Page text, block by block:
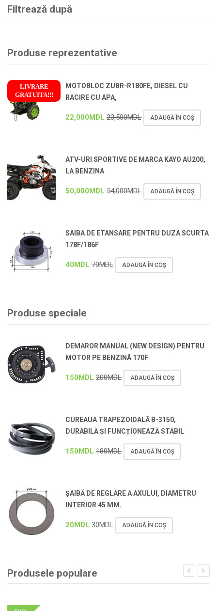
Filtrează după
Produse reprezentative
LIVRARE
GRATUITA!!!
!
MOTOBLOC ZUBR-R180FE, DIESEL CU
RACIRE CU APA,
22,000MDL 23,500MDL ADAUGĂ ÎN COȘ
ATV-URI SPORTIVE DE MARCA KAYO AU200,
LA BENZINA
50,000MDL 54,000MDL ADAUGĂ ÎN COȘ
SAIBA DE ETANSARE PENTRU DUZA SCURTA
178F/186F
40MDL 70MDL ADAUGĂ ÎN COȘ
Produse speciale
DEMAROR MANUAL (NEW DESIGN) PENTRU
MOTOR PE BENZINĂ 170F
150MDL 200MDL ADAUGĂ ÎN COȘ
CUREAUA TRAPEZOIDALĂ B-3150,
DURABILĂ ȘI FUNCȚIONEAZĂ STABIL
150MDL 180MDL ADAUGĂ ÎN COȘ
ȘAIBĂ DE REGLARE A AXULUI, DIAMETRU
INTERIOR 45 MM.
20MDL 30MDL ADAUGĂ ÎN COȘ
Produsele populare